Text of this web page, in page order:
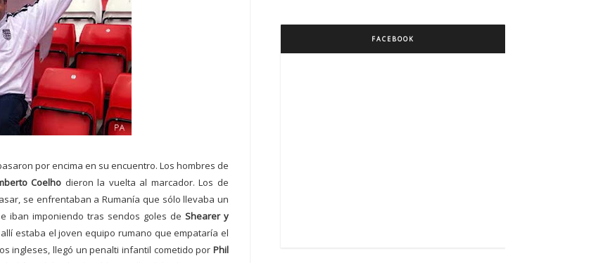
por encima en su encuentro. Los hombres de
Coelho dieron la vuelta al marcador. Los de
se enfrentaban a Rumanía que sólo llevaba un
iban imponiendo tras sendos goles de Shearer y
estaba el joven equipo rumano que empataría el
ingleses, llegó un penalti infantil cometido porPhil
FACEBOOK